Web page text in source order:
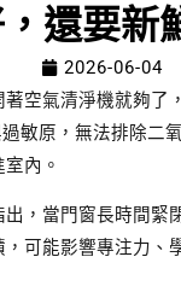
還要新
2026-06-04
空氣清淨機就夠了
敏原，無法排除二
內。
，當門窗長時間緊
可能影響專注力、